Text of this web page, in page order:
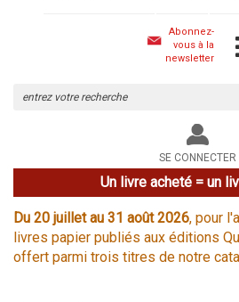
Abonnez-
vous à la
newsletter
le
site
SE CONNECTER
Un livre acheté = un
Du 20 juillet au 31 août 2026, pour
livres papier publiés aux éditions
offert parmi trois titres de notre